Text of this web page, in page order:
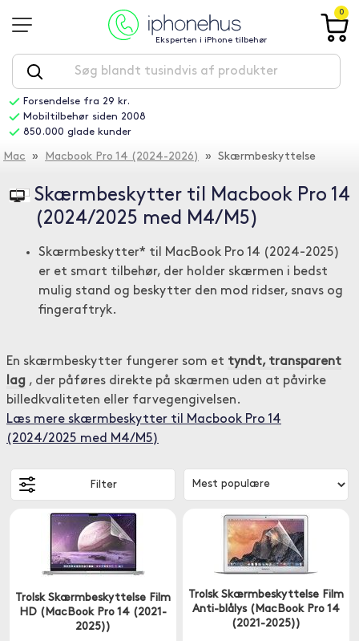
Eksperten i iPhone tilbehør
0
Forsendelse fra 29 kr.
Mobiltilbehør siden 2008
850.000 glade kunder
Mac » Macbook Pro 14 (2024-2026) » Skærmbeskyttelse
Skærmbeskytter til Macbook Pro 14
(2024/2025 med M4/M5)
Skærmbeskytter* til MacBook Pro 14 (2024-2025)
er et smart tilbehør, der holder skærmen i bedst
mulig stand og beskytter den mod ridser, snavs og
fingeraftryk.
En skærmbeskytter fungerer som et tyndt, transparent
lag , der påføres direkte på skærmen uden at påvirke
billedkvaliteten eller farvegengivelsen.
Læs mere skærmbeskytter til Macbook Pro 14
(2024/2025 med M4/M5)
Filter
Trolsk Skærmbeskyttelse Film
HD (MacBook Pro 14 (2021-
2025))
Trolsk Skærmbeskyttelse Film
Anti-blålys (MacBook Pro 14
(2021-2025))